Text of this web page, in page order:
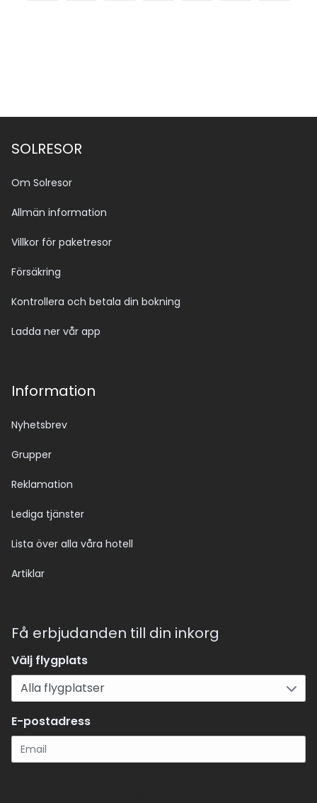
SOLRESOR
Om Solresor
Allmän information
Villkor för paketresor
Försäkring
Kontrollera och betala din bokning
Ladda ner vår app
Information
Nyhetsbrev
Grupper
Reklamation
Lediga tjänster
Lista över alla våra hotell
Artiklar
Få erbjudanden till din inkorg
Välj flygplats
E-postadress